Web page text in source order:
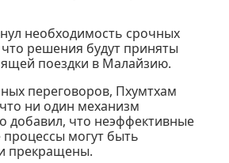
необходимость срочных
решения будут приняты
поездки в Малайзию.
переговоров, Пхумтхам
ни один механизм
добавил, что неэффективные
могут быть
прекращены.